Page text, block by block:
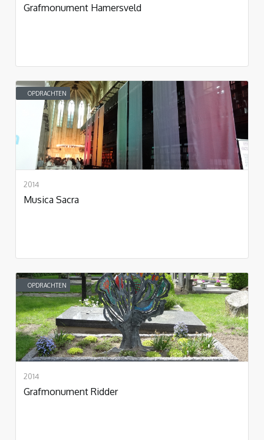
Grafmonument Hamersveld
OPDRACHTEN
2014
Musica Sacra
OPDRACHTEN
2014
Grafmonument Ridder